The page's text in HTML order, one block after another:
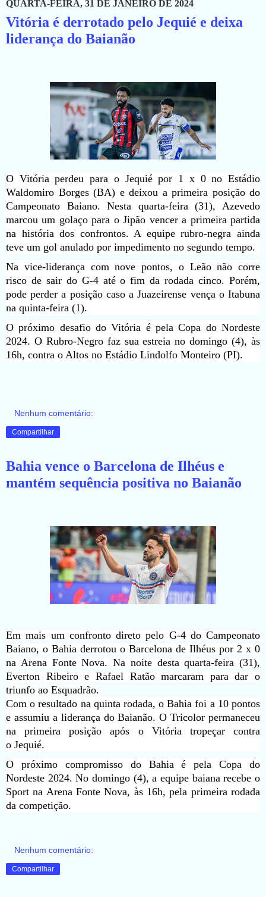
QUARTA-FEIRA, 31 DE JANEIRO DE 2024
Vitória é derrotado pelo Jequié e deixa
liderança do Baianão
O Vitória perdeu para o Jequié por 1 x 0 no Estádio
Waldomiro Borges (BA) e deixou a primeira posição do
Campeonato Baiano. Nesta quarta-feira (31), Azevedo
marcou um golaço para o Jipão vencer a primeira partida
na história dos confrontos. A equipe rubro-negra ainda
teve um gol anulado por impedimento no segundo tempo.
Na vice-liderança com nove pontos, o Leão não corre
risco de sair do G-4 até o fim da rodada cinco. Porém,
pode perder a posição caso a Juazeirense vença o Itabuna
na quinta-feira (1).
O próximo desafio do Vitória é pela Copa do Nordeste
2024. O Rubro-Negro faz sua estreia no domingo (4), às
16h, contra o Altos no Estádio Lindolfo Monteiro (PI).
Nenhum comentário:
Compartilhar
Bahia vence o Barcelona de Ilhéus e
mantém sequência positiva no Baianão
Em mais um confronto direto pelo G-4 do Campeonato
Baiano, o Bahia derrotou o Barcelona de Ilhéus por 2 x 0
na Arena Fonte Nova. Na noite desta quarta-feira (31),
Everton Ribeiro e Rafael Ratão marcaram para dar o
triunfo ao Esquadrão.
Com o resultado na quinta rodada, o Bahia foi a 10 pontos
e assumiu a liderança do Baianão. O Tricolor permaneceu
na primeira posição após o Vitória tropeçar contra
o Jequié.
O próximo compromisso do Bahia é pela Copa do
Nordeste 2024. No domingo (4), a equipe baiana recebe o
Sport na Arena Fonte Nova, às 16h, pela primeira rodada
da competição.
Nenhum comentário:
Compartilhar